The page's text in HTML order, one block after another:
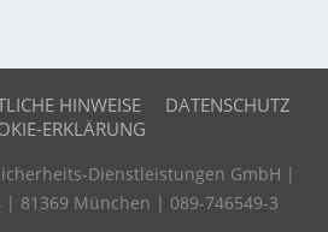
HINWEISE
DATENSCHUTZ
ERKLÄRUNG
Dienstleistungen GmbH |
| 81369 München | 089-746549-3